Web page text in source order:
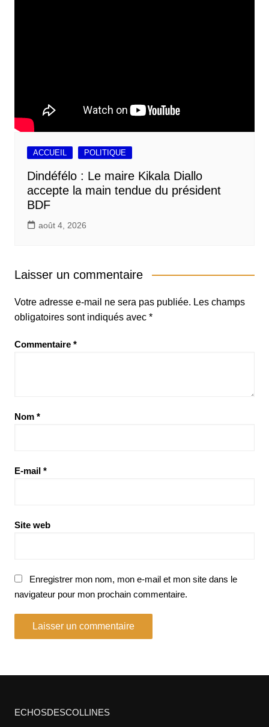
ACCUEIL POLITIQUE
Dindéfélo : Le maire Kikala Diallo
accepte la main tendue du président
BDF
août 4, 2026
Laisser un commentaire
Votre adresse e-mail ne sera pas publiée. Les champs
obligatoires sont indiqués avec *
Commentaire *
Nom *
E-mail *
Site web
Enregistrer mon nom, mon e-mail et mon site dans le
navigateur pour mon prochain commentaire.
ECHOSDESCOLLINES